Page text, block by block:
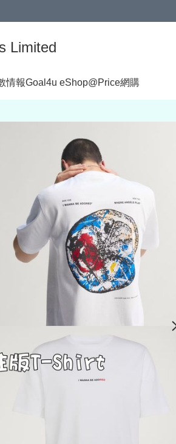
Limited
情報Goal4u eShop@Price網購